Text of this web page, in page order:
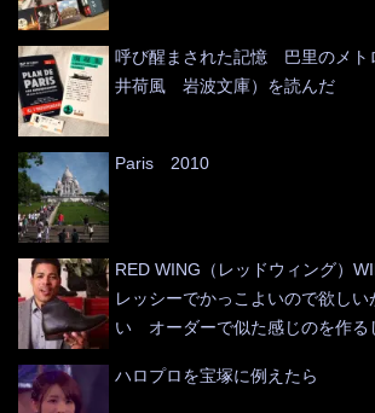
呼び醒まされた記憶 巴里のメト
井荷風 岩波文庫）を読んだ
Paris 2010
RED WING（レッドウィング）
レッシーでかっこよいので欲し
い オーダーで似た感じのを作る
ハロプロを宝塚に例えたら